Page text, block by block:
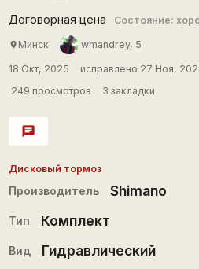
Договорная цена Состояние:
place Минск wmandrey, 5
18 Окт, 2025 исправлено 27 Ноя,
249 просмотров
3 закладки
chat
Дисковый тормоз
Производитель Shimano
Тип Комплект
Вид Гидравлический